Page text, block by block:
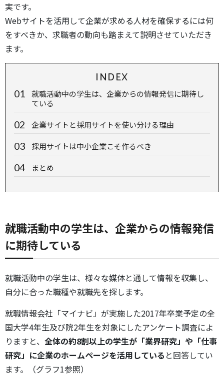
実です。
Webサイトを活用して企業が求める人材を確保するには何
をすべきか、求職者の動向も踏まえて説明させていただき
ます。
INDEX
就職活動中の学生は、企業からの情報発信に期待し
ている
企業サイトと採用サイトを使い分ける理由
採用サイトは中小企業こそ作るべき
まとめ
就職活動中の学生は、企業からの情報発信
に期待している
就職活動中の学生は、様々な媒体と通して情報を収集し、
自分に合った職種や就職先を探します。
就職情報会社「マイナビ」が実施した2017年卒業予定の全
国大学4年生及び院2年生を対象にしたアンケート調査によ
りますと、 全体の約8割以上の学生が「業界研究」や「仕事
研究」に企業のホームページを活用している と回答してい
ます。（グラフ1参照）